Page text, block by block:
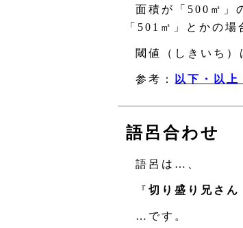
面積が「500㎡」
「501㎡」とかの場
閾値（しきいち）
参考： 以下・以上
語呂合わせ
語呂は…、
『 切り盛り兄さん
…です。